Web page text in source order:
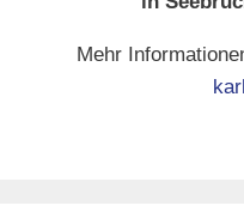
Mehr